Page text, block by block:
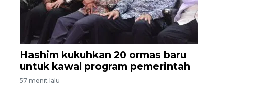
Hashim kukuhkan 20 ormas baru
untuk kawal program pemerintah
57 menit lalu